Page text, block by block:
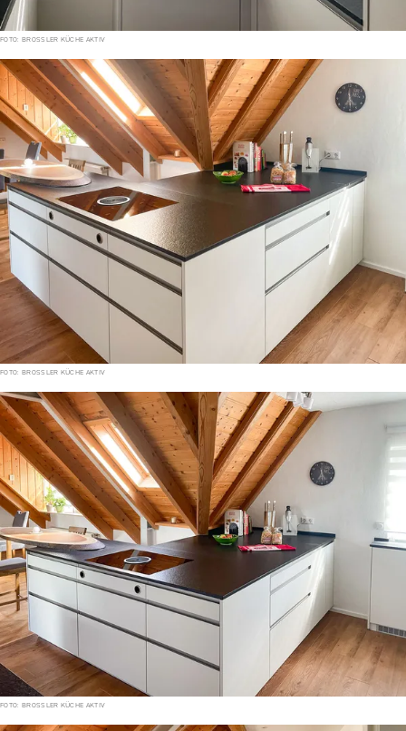
FOTO: BROSSLER KÜCHE AKTIV
FOTO: BROSSLER KÜCHE AKTIV
FOTO: BROSSLER KÜCHE AKTIV